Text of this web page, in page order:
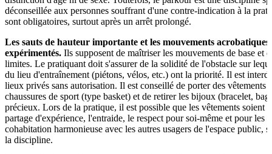
déconseillée aux personnes souffrant d'une contre-indication à la
sont obligatoires, surtout après un arrêt prolongé.
Les sauts de hauteur importante et les mouvements
expérimentés. Ils supposent de maîtriser les mouvements de base et
limites. Le pratiquant doit s'assurer de la solidité de l'obstacle sur
du lieu d'entraînement (piétons, vélos, etc.) ont la priorité. Il est
lieux privés sans autorisation. Il est conseillé de porter des
chaussures de sport (type basket) et de retirer les bijoux (bracelet,
précieux. Lors de la pratique, il est possible que les vêtements soient
partage d'expérience, l'entraide, le respect pour soi-même et pour les
cohabitation harmonieuse avec les autres usagers de l'espace public,
la discipline.